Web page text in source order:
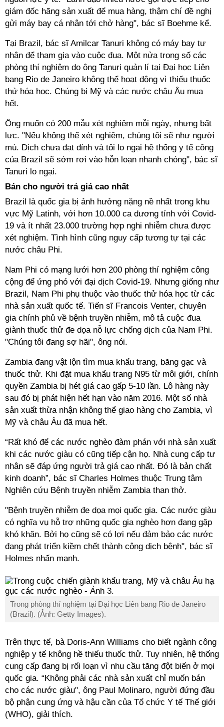
giám đốc hãng sản xuất để mua hàng, thậm chí đề nghị
gửi máy bay cá nhân tới chở hàng", bác sĩ Boehme kể.
Tại Brazil, bác sĩ Amilcar Tanuri không có máy bay tư
nhân để tham gia vào cuộc đua. Một nửa trong số các
phòng thí nghiệm do ông Tanuri quản lí tại Đại học Liên
bang Rio de Janeiro không thể hoạt động vì thiếu thuốc
thử hóa học. Chúng bị Mỹ và các nước châu Âu mua
hết.
Ông muốn có 200 mẫu xét nghiệm mỗi ngày, nhưng bất
lực. "Nếu không thể xét nghiệm, chúng tôi sẽ như người
mù. Dịch chưa đạt đỉnh và tôi lo ngại hệ thống y tế công
của Brazil sẽ sớm rơi vào hỗn loạn nhanh chóng", bác sĩ
Tanuri lo ngại.
Bán cho người trả giá cao nhất
Brazil là quốc gia bị ảnh hưởng nặng nề nhất trong khu
vực Mỹ Latinh, với hơn 10.000 ca dương tính với Covid-
19 và ít nhất 23.000 trường hợp nghi nhiễm chưa được
xét nghiệm. Tình hình cũng nguy cấp tương tự tại các
nước châu Phi.
Nam Phi có mạng lưới hơn 200 phòng thí nghiệm công
cộng để ứng phó với đại dịch Covid-19. Nhưng giống như
Brazil, Nam Phi phụ thuộc vào thuốc thử hóa học từ các
nhà sản xuất quốc tế. Tiến sĩ Francois Venter, chuyên
gia chính phủ về bệnh truyền nhiễm, mô tả cuộc đua
giành thuốc thử đe dọa nỗ lực chống dịch của Nam Phi.
"Chúng tôi đang sợ hãi", ông nói.
Zambia đang vật lộn tìm mua khẩu trang, băng gạc và
thuốc thử. Khi đặt mua khẩu trang N95 từ môi giới, chính
quyền Zambia bị hét giá cao gấp 5-10 lần. Lô hàng này
sau đó bị phát hiện hết hạn vào năm 2016. Một số nhà
sản xuất thừa nhận không thể giao hàng cho Zambia, vì
Mỹ và châu Âu đã mua hết.
“Rất khó để các nước nghèo đàm phán với nhà sản xuất
khi các nước giàu có cũng tiếp cận họ. Nhà cung cấp tư
nhân sẽ đáp ứng người trả giá cao nhất. Đó là bản chất
kinh doanh”, bác sĩ Charles Holmes thuộc Trung tâm
Nghiên cứu Bệnh truyền nhiễm Zambia than thở.
"Bệnh truyền nhiễm đe dọa mọi quốc gia. Các nước giàu
có nghĩa vụ hỗ trợ những quốc gia nghèo hơn đang gặp
khó khăn. Bởi họ cũng sẽ có lợi nếu đảm bảo các nước
đang phát triển kiềm chết thành công dịch bệnh", bác sĩ
Holmes nhấn mạnh.
Trong phòng thí nghiệm tại Đại học Liên bang Rio de Janeiro
(Brazil). (Ảnh: Getty Images).
Trên thực tế, bà Doris-Ann Williams cho biết ngành công
nghiệp y tế không hề thiếu thuốc thử. Tuy nhiên, hệ thống
cung cấp đang bị rối loạn vì nhu cầu tăng đột biến ở mọi
quốc gia. “Không phải các nhà sản xuất chỉ muốn bán
cho các nước giàu", ông Paul Molinaro, người đứng đầu
bộ phận cung ứng và hậu cần của Tổ chức Y tế Thế giới
(WHO), giải thích.